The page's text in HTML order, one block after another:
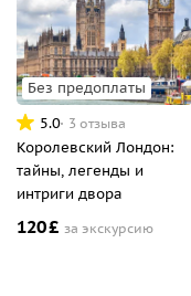
Без предоплаты
5.0 3 отзыва
Королевский Лондон:
тайны, легенды и
интриги двора
120£ за экскурсию